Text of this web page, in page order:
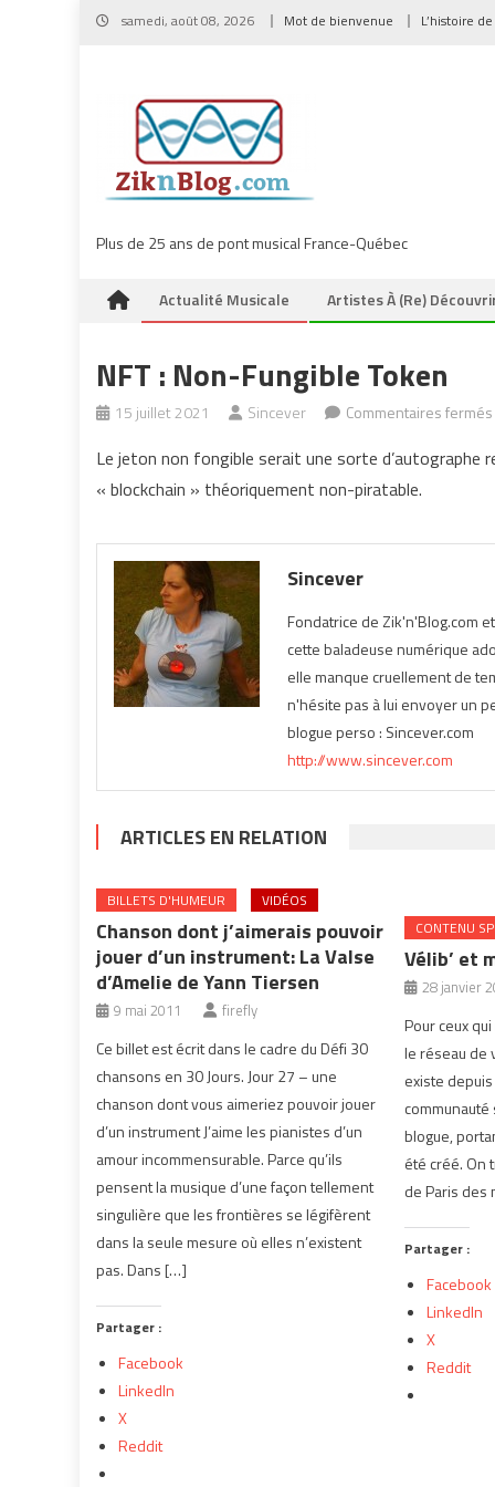
Skip
samedi, août 08, 2026 Mot de bienvenue L’histoire de
Plus de 25 ans de pont musical France-Québec
Actualité Musicale Artistes À (re)
NFT : Non-Fungible Token
15 juillet 2021 Sincever Commentaires fermés
:
Le jeton non fongible serait une sorte d’autographe
« blockchain » théoriquement non-piratable.
Sincever
Fondatrice de Zik'n'Blog.com
cette baladeuse numérique
elle manque cruellement de
n'hésite pas à lui envoyer un
blogue perso : Sincever.com
http://www.sincever.com
ARTICLES EN RELATION
BILLETS D'HUMEUR VIDÉOS
Chanson dont j’aimerais pouvoir
jouer d’un instrument: La Valse
d’Amelie de Yann Tiersen
9 mai 2011 firefly
Ce billet est écrit dans le cadre du Défi 30
chansons en 30 Jours. Jour 27 – une
chanson dont vous aimeriez pouvoir jouer
d’un instrument J’aime les pianistes d’un
amour incommensurable. Parce qu’ils
pensent la musique d’une façon tellement
singulière que les frontières se légifèrent
dans la seule mesure où elles n’existent
pas. Dans […]
Partager :
Facebook
LinkedIn
X
Reddit
CONTENU
Vélib’ et
28 janvier
Pour ceux
le réseau de
existe
communauté
blogue,
été créé. On
de Paris
Partager :
Facebook
LinkedIn
X
Reddit